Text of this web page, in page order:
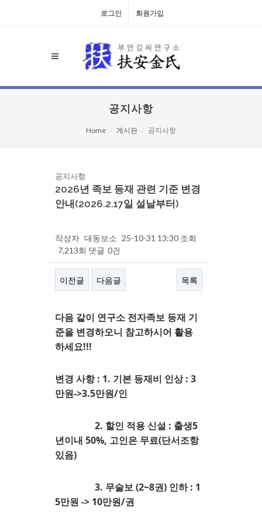
로그인 회원가입
공지사항
Home 게시판 공지사항
공지사항
2026년 족보 등재 관련 기준 변경
안내(2026.2.17일 설날부터)
작성자 대동보소 25-10-31 13:30 조회
7,213회 댓글 0건
이전글 다음글 목록
본문
다음 같이 연구소 전자족보 등재 기
준을 변경하오니 참고하시어 활용
하세요!!!
변경 사항 : 1. 기본 등재비 인상 : 3
만원->3.5만원/인
2. 할인 적용 신설 : 출생5
년이내 50%, 고인은 무료(단서조항
있음)
3. 무술보 (2~8권) 인하 : 1
5만원 -> 10만원/권